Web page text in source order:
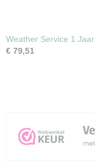
Weather Service 1 Jaar
€ 79,51